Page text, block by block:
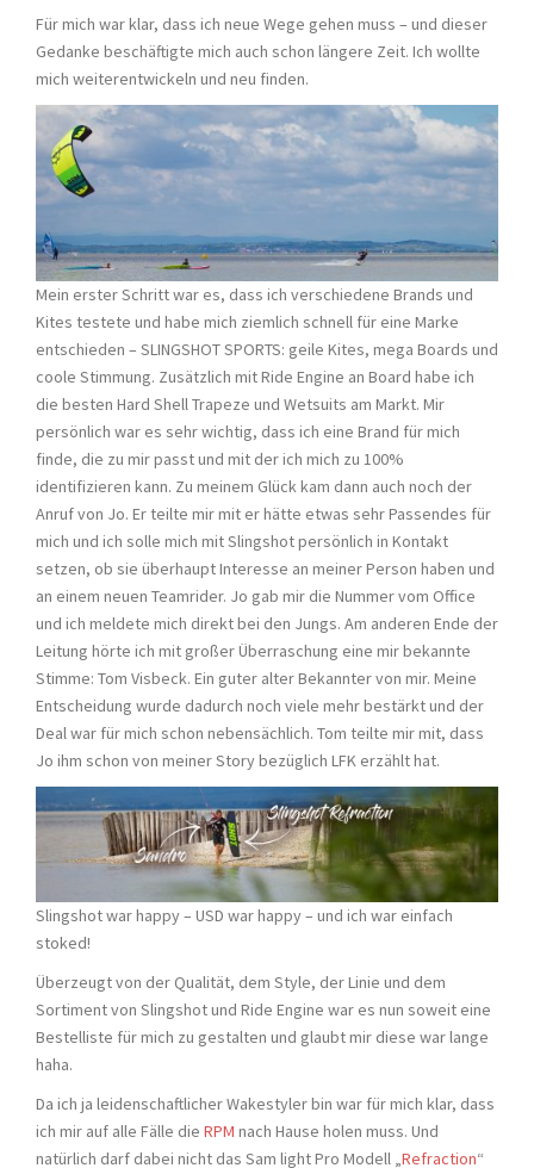
Für mich war klar, dass ich neue Wege gehen muss – und dieser
Gedanke beschäftigte mich auch schon längere Zeit. Ich wollte
mich weiterentwickeln und neu finden.
Mein erster Schritt war es, dass ich verschiedene Brands und
Kites testete und habe mich ziemlich schnell für eine Marke
entschieden – SLINGSHOT SPORTS: geile Kites, mega Boards und
coole Stimmung. Zusätzlich mit Ride Engine an Board habe ich
die besten Hard Shell Trapeze und Wetsuits am Markt. Mir
persönlich war es sehr wichtig, dass ich eine Brand für mich
finde, die zu mir passt und mit der ich mich zu 100%
identifizieren kann. Zu meinem Glück kam dann auch noch der
Anruf von Jo. Er teilte mir mit er hätte etwas sehr Passendes für
mich und ich solle mich mit Slingshot persönlich in Kontakt
setzen, ob sie überhaupt Interesse an meiner Person haben und
an einem neuen Teamrider. Jo gab mir die Nummer vom Office
und ich meldete mich direkt bei den Jungs. Am anderen Ende der
Leitung hörte ich mit großer Überraschung eine mir bekannte
Stimme: Tom Visbeck. Ein guter alter Bekannter von mir. Meine
Entscheidung wurde dadurch noch viele mehr bestärkt und der
Deal war für mich schon nebensächlich. Tom teilte mir mit, dass
Jo ihm schon von meiner Story bezüglich LFK erzählt hat.
Slingshot war happy – USD war happy – und ich war einfach
stoked!
Überzeugt von der Qualität, dem Style, der Linie und dem
Sortiment von Slingshot und Ride Engine war es nun soweit eine
Bestelliste für mich zu gestalten und glaubt mir diese war lange
haha.
Da ich ja leidenschaftlicher Wakestyler bin war für mich klar, dass
ich mir auf alle Fälle die RPM nach Hause holen muss. Und
natürlich darf dabei nicht das Sam light Pro Modell „ Refraction“